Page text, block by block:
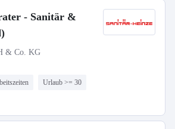
- Sanitär &
& Co. KG
Urlaub >= 30